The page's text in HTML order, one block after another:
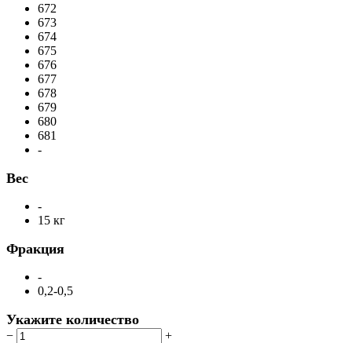
672
673
674
675
676
677
678
679
680
681
-
Вес
-
15 кг
Фракция
-
0,2-0,5
Укажите количество
−
+